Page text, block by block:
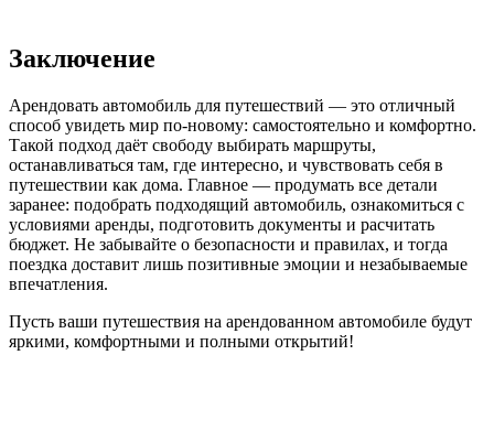
Заключение
Арендовать автомобиль для путешествий — это отличный
способ увидеть мир по-новому: самостоятельно и комфортно.
Такой подход даёт свободу выбирать маршруты,
останавливаться там, где интересно, и чувствовать себя в
путешествии как дома. Главное — продумать все детали
заранее: подобрать подходящий автомобиль, ознакомиться с
условиями аренды, подготовить документы и расчитать
бюджет. Не забывайте о безопасности и правилах, и тогда
поездка доставит лишь позитивные эмоции и незабываемые
впечатления.
Пусть ваши путешествия на арендованном автомобиле будут
яркими, комфортными и полными открытий!